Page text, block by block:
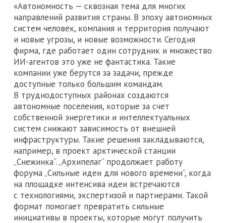
«Автономность — сквозная тема для многих
направлений развития страны. В эпоху автономных
систем человек, компания и территория получают
и новые угрозы, и новые возможности. Сегодня
фирма, где работает один сотрудник и множество
ИИ-агентов это уже не фантастика. Такие
компании уже берутся за задачи, прежде
доступные только большим командам.
В труднодоступных районах создаются
автономные поселения, которые за счет
собственной энергетики и интеллектуальных
систем снижают зависимость от внешней
инфраструктуры. Такие решения закладываются,
например, в проект арктической станции
„Снежинка“. „Архипелаг“ продолжает работу
форума „Сильные идеи для нового времени“, когда
на площадке интенсива идеи встречаются
с технологиями, экспертизой и партнерами. Такой
формат помогает превратить сильные
инициативы в проекты, которые могут получить